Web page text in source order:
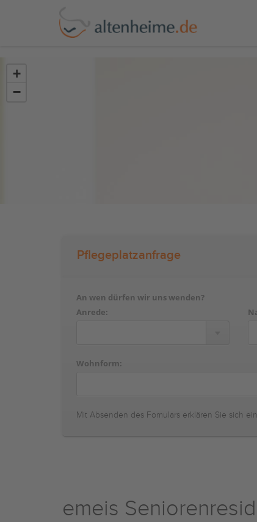
+
−
Pflegeplatzanfrage
An wen dürfen wir uns wenden?
Anrede:
Wohnform:
Mit Absenden des Fomulars erklären Sie sich
emeis